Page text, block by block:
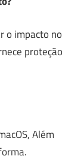
o impacto no
proteção
Além